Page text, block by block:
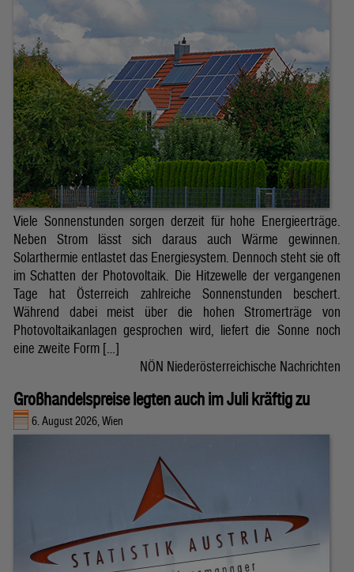
Viele Sonnenstunden sorgen derzeit für hohe Energieerträge.
Neben Strom lässt sich daraus auch Wärme gewinnen.
Solarthermie entlastet das Energiesystem. Dennoch steht sie oft
im Schatten der Photovoltaik. Die Hitzewelle der vergangenen
Tage hat Österreich zahlreiche Sonnenstunden beschert.
Während dabei meist über die hohen Stromerträge von
Photovoltaikanlagen gesprochen wird, liefert die Sonne noch
eine zweite Form […]
NÖN Niederösterreichische Nachrichten
Großhandelspreise legten auch im Juli kräftig zu
6. August 2026, Wien